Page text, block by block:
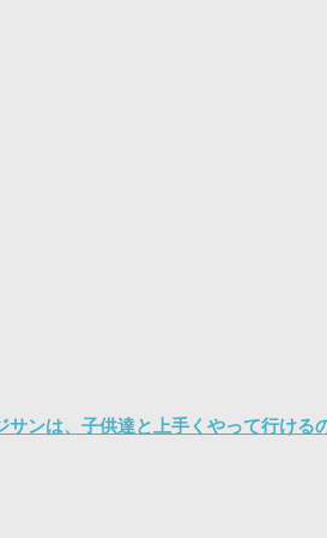
サンは、子供達と上手くやって行ける